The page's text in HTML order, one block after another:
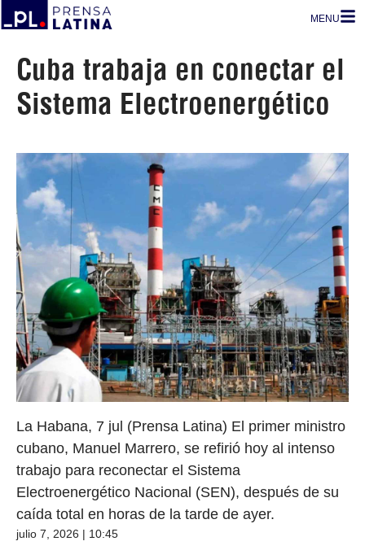
MENU
Cuba trabaja en conectar el
Sistema Electroenergético
La Habana, 7 jul (Prensa Latina) El primer ministro
cubano, Manuel Marrero, se refirió hoy al intenso
trabajo para reconectar el Sistema
Electroenergético Nacional (SEN), después de su
caída total en horas de la tarde de ayer.
julio 7, 2026 | 10:45